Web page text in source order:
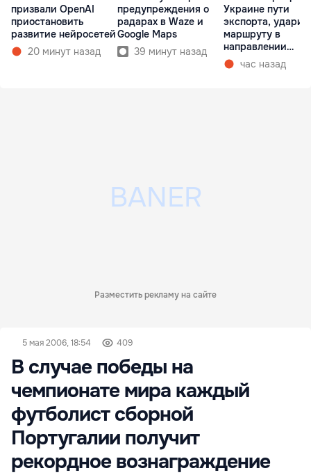
призвали OpenAI
приостановить
развитие нейросетей
20 минут назад
предупреждения о
радарах в Waze и
Google Maps
39 минут назад
Украине пути
экспорта, ударив
маршруту в
направлении
Молдовы
час назад
Разместить рекламу на сайте
5 мая 2006, 18:54 409
В случае победы на
чемпионате мира каждый
футболист сборной
Португалии получит
рекордное вознаграждение